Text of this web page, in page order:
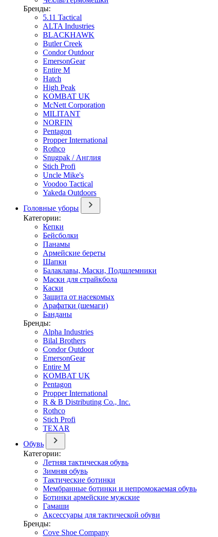
Бренды:
5.11 Tactical
ALTA Industries
BLACKHAWK
Butler Creek
Condor Outdoor
EmersonGear
Entire M
Hatch
High Peak
KOMBAT UK
McNett Corporation
MILITANT
NORFIN
Pentagon
Propper International
Rothco
Snugpak / Англия
Stich Profi
Uncle Mike's
Voodoo Tactical
Yakeda Outdoors
Головные уборы
Категории:
Кепки
Бейсболки
Панамы
Армейские береты
Шапки
Балаклавы, Маски, Подшлемники
Маски для страйкбола
Каски
Защита от насекомых
Арафатки (шемаги)
Банданы
Бренды:
Alpha Industries
Bilal Brothers
Condor Outdoor
EmersonGear
Entire M
KOMBAT UK
Pentagon
Propper International
R & B Distributing Co., Inc.
Rothco
Stich Profi
TEXAR
Обувь
Категории:
Летняя тактическая обувь
Зимняя обувь
Тактические ботинки
Мембранные ботинки и непромокаемая обувь
Ботинки армейские мужские
Гамаши
Аксессуары для тактической обуви
Бренды:
Cove Shoe Company